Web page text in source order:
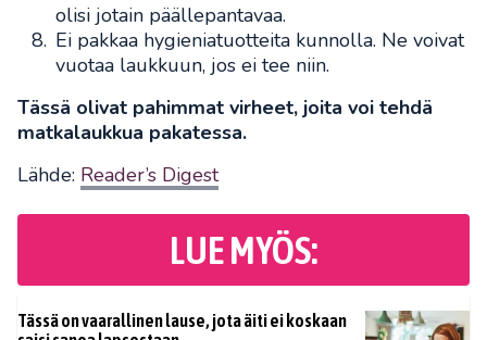
olisi jotain päällepantavaa.
Ei pakkaa hygieniatuotteita kunnolla. Ne voivat
vuotaa laukkuun, jos ei tee niin.
Tässä olivat pahimmat virheet, joita voi tehdä
matkalaukkua pakatessa.
Lähde: Reader’s Digest
LUE MYÖS:
Tässä on vaarallinen lause, jota äiti ei koskaan